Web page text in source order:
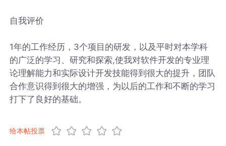
自我评价
1年的工作经历，3个项目的研发，以及平时对本学科
的广泛的学习、研究和探索,使我对软件开发的专业理
论理解能力和实际设计开发技能得到很大的提升，团队
合作意识得到很大的增强，为以后的工作和不断的学习
打下了良好的基础。
给本帖投票